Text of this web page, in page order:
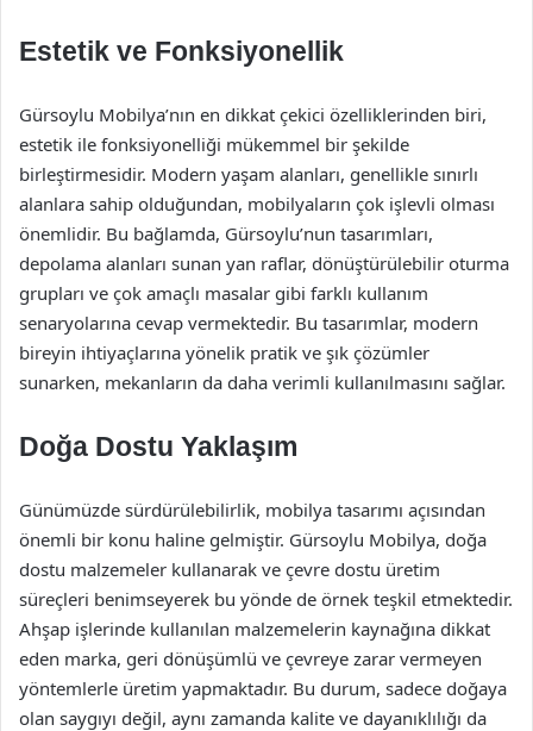
Estetik ve Fonksiyonellik
Gürsoylu Mobilya’nın en dikkat çekici özelliklerinden biri,
estetik ile fonksiyonelliği mükemmel bir şekilde
birleştirmesidir. Modern yaşam alanları, genellikle sınırlı
alanlara sahip olduğundan, mobilyaların çok işlevli olması
önemlidir. Bu bağlamda, Gürsoylu’nun tasarımları,
depolama alanları sunan yan raflar, dönüştürülebilir oturma
grupları ve çok amaçlı masalar gibi farklı kullanım
senaryolarına cevap vermektedir. Bu tasarımlar, modern
bireyin ihtiyaçlarına yönelik pratik ve şık çözümler
sunarken, mekanların da daha verimli kullanılmasını sağlar.
Doğa Dostu Yaklaşım
Günümüzde sürdürülebilirlik, mobilya tasarımı açısından
önemli bir konu haline gelmiştir. Gürsoylu Mobilya, doğa
dostu malzemeler kullanarak ve çevre dostu üretim
süreçleri benimseyerek bu yönde de örnek teşkil etmektedir.
Ahşap işlerinde kullanılan malzemelerin kaynağına dikkat
eden marka, geri dönüşümlü ve çevreye zarar vermeyen
yöntemlerle üretim yapmaktadır. Bu durum, sadece doğaya
olan saygıyı değil, aynı zamanda kalite ve dayanıklılığı da